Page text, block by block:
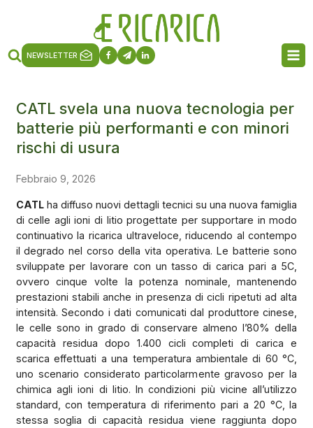
NEWSLETTER
CATL svela una nuova tecnologia per
batterie più performanti e con minori
rischi di usura
Febbraio 9, 2026
CATLha diffuso nuovi dettagli tecnici su una nuova famiglia
di celle agli ioni di litio progettate per supportare in modo
continuativo la ricarica ultraveloce, riducendo al contempo
il degrado nel corso della vita operativa. Le batterie sono
sviluppate per lavorare con un tasso di carica pari a 5C,
ovvero cinque volte la potenza nominale, mantenendo
prestazioni stabili anche in presenza di cicli ripetuti ad alta
intensità. Secondo i dati comunicati dal produttore cinese,
le celle sono in grado di conservare almeno l’80% della
capacità residua dopo 1.400 cicli completi di carica e
scarica effettuati a una temperatura ambientale di 60 °C,
uno scenario considerato particolarmente gravoso per la
chimica agli ioni di litio. In condizioni più vicine all’utilizzo
standard, con temperatura di riferimento pari a 20 °C, la
stessa soglia di capacità residua viene raggiunta dopo